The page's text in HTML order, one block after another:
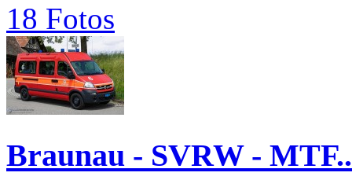
18 Fotos
Braunau - SVRW -